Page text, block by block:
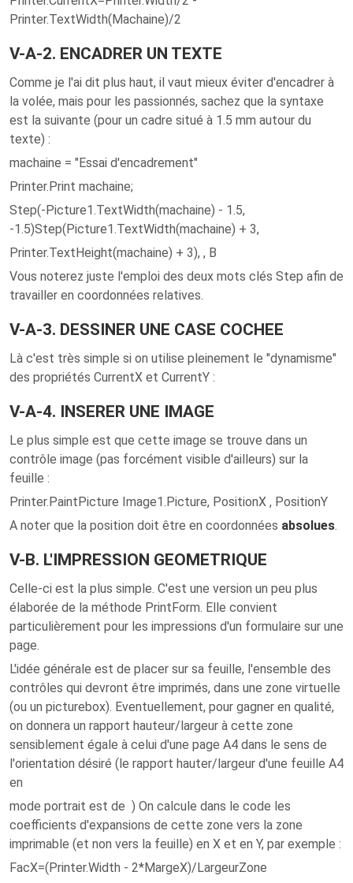
Printer.TextWidth(Machaine)/2
V-A-2. ENCADRER UN TEXTE
Comme je l'ai dit plus haut, il vaut mieux éviter d'encadrer à
la volée, mais pour les passionnés, sachez que la syntaxe
est la suivante (pour un cadre situé à 1.5 mm autour du
texte) :
machaine = "Essai d'encadrement"
Printer.Print machaine;
Step(-Picture1.TextWidth(machaine) - 1.5,
-1.5)Step(Picture1.TextWidth(machaine) + 3,
Printer.TextHeight(machaine) + 3), , B
Vous noterez juste l'emploi des deux mots clés Step afin de
travailler en coordonnées relatives.
V-A-3. DESSINER UNE CASE COCHEE
Là c'est très simple si on utilise pleinement le "dynamisme"
des propriétés CurrentX et CurrentY :
V-A-4. INSERER UNE IMAGE
Le plus simple est que cette image se trouve dans un
contrôle image (pas forcément visible d'ailleurs) sur la
feuille :
Printer.PaintPicture Image1.Picture, PositionX , PositionY
A noter que la position doit être en coordonnées absolues.
V-B. L'IMPRESSION GEOMETRIQUE
Celle-ci est la plus simple. C'est une version un peu plus
élaborée de la méthode PrintForm. Elle convient
particulièrement pour les impressions d'un formulaire sur une
page.
L'idée générale est de placer sur sa feuille, l'ensemble des
contrôles qui devront être imprimés, dans une zone virtuelle
(ou un picturebox). Eventuellement, pour gagner en qualité,
on donnera un rapport hauteur/largeur à cette zone
sensiblement égale à celui d'une page A4 dans le sens de
l'orientation désiré (le rapport hauter/largeur d'une feuille A4
en
mode portrait est de ) On calcule dans le code les
coefficients d'expansions de cette zone vers la zone
imprimable (et non vers la feuille) en X et en Y, par exemple :
FacX=(Printer.Width - 2*MargeX)/LargeurZone